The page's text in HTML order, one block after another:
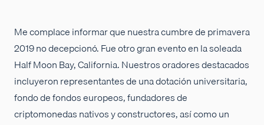
Me complace informar que nuestra cumbre de primavera
2019 no decepcionó. Fue otro gran evento en la soleada
Half Moon Bay, California. Nuestros oradores destacados
incluyeron representantes de una dotación universitaria,
fondo de fondos europeos, fundadores de
criptomonedas nativos y constructores, así como un